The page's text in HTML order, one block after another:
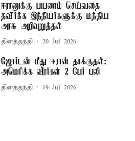
ஈரானுக்கு பயணம் செய்வதை
தவிர்க்க இந்தியர்களுக்கு மத்திய
அரசு அறிவுறுத்தல்
தினத்தந்தி 20 Jul 2026
ஜோர்டன் மீது ஈரான் தாக்குதல்:
அமெரிக்க வீரர்கள் 2 பேர் பலி
தினத்தந்தி 19 Jul 2026